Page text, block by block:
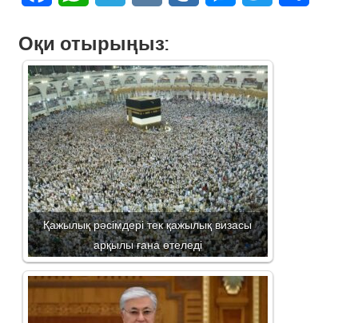
Оқи отырыңыз:
Қажылық рәсімдері тек қажылық визасы
арқылы ғана өтеледі